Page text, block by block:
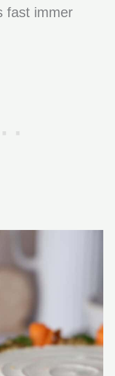
fast immer